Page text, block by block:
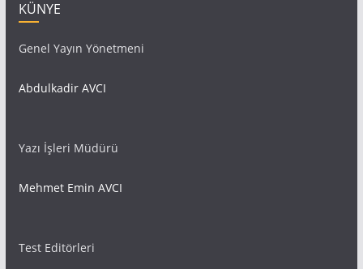
KÜNYE
Genel Yayın Yönetmeni
Abdulkadir AVCI
Yazı İşleri Müdürü
Mehmet Emin AVCI
Test Editörleri